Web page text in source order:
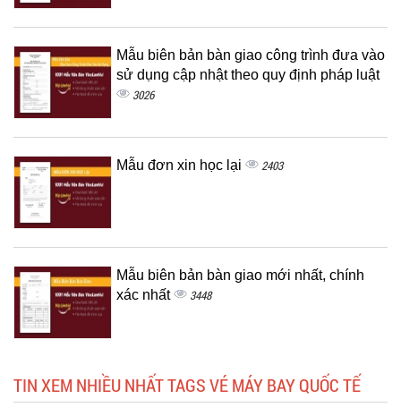
Mẫu biên bản bàn giao công trình đưa vào
sử dụng cập nhật theo quy định pháp luật
3026
Mẫu đơn xin học lại 2403
Mẫu biên bản bàn giao mới nhất, chính
xác nhất
3448
TIN XEM NHIỀU NHẤT TAGS VÉ MÁY BAY QUỐC TẾ